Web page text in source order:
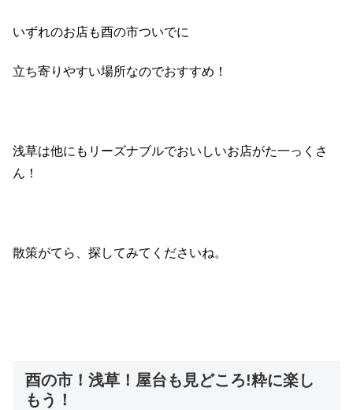
いずれのお店も酉の市ついでに
立ち寄りやすい場所なのでおすすめ！
浅草は他にもリーズナブルでおいしいお店がた一っくさ
ん！
散策がてら、探してみてくださいね。
酉の市！浅草！屋台も見どころ!粋に楽し
もう！